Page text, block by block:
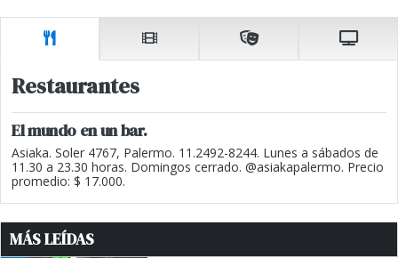
Restaurantes
El mundo en un bar.
Asiaka. Soler 4767, Palermo. 11.2492-8244. Lunes a sábados de
11.30 a 23.30 horas. Domingos cerrado. @asiakapalermo. Precio
promedio: $ 17.000.
MÁS LEÍDAS